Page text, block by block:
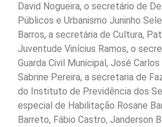
David Nogueira, o secretário de
Públicos e Urbanismo Juninho
Barros, a secretária de Cultura,
Juventude Vinícius Ramos, o
Guarda Civil Municipal, José
Sabrine Pereira, a secretaria de
do Instituto de Previdência dos
especial de Habilitação Rosane
Barreto, Fábio Castro, Janderson